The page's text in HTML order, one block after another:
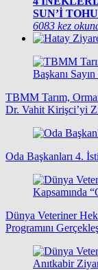
SUN’İ
6083 kez
TBMM Tarım,
Dr. Vahit Kirişci’yi
Oda Başkanları 4.
Dünya Veteriner
Programını